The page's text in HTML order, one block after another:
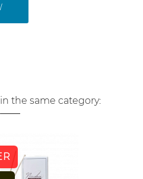
the same category: